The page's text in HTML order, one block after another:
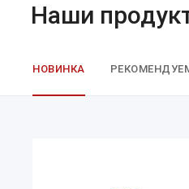
Наши
НОВИНКА